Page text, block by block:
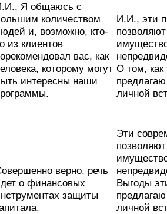
Я общаюсь с
количеством
и, возможно, кто-
из клиентов
вас, как
которому могут
интересны наши
И.И., эти
О том, как
личной
верно, речь
о финансовых
защиты
Эти
Выгоды
личной